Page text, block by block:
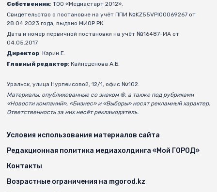
Собственник: ТОО «Медиастарт 2012».
Свидетельство о постановке на учёт ППИ №KZ55VPI00069267 от
28.04.2023 года, выдано МИОР РК.
Дата и номер первичной постановки на учёт №16487-ИА от
04.05.2017.
Директор: Карин Е.
Главный редактор: Кайнеденова А.Б.
Уральск, улица Нурпеисовой, 12/1, офис №102.
Материалы, опубликованные со знаком ®, а также под рубриками
«Новости компаний», «Бизнес» и «Выборы» носят рекламный характер.
Ответственность за них несёт рекламодатель.
Условия использования материалов сайта
Редакционная политика медиахолдинга «Мой ГОРОД»
Контакты
Возрастные ограничения на mgorod.kz